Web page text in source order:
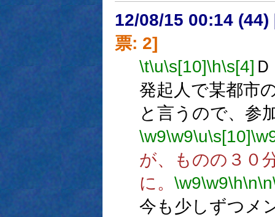
12/08/15 00:14 (44)
票: 2]
\t\u\s[10]\h\s[4]
発起人で某都市
と言うので、参
\w9\w9\u\s[10]
が、ものの３０
に。 \w9\w9\h\n\n
今も少しずつメ